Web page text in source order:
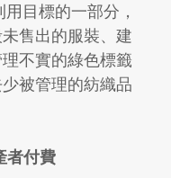
目標的一部分，
售出的服裝、建
不實的綠色標籤
被管理的紡織品
者付費